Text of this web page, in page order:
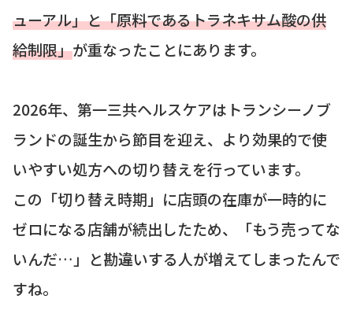
ューアル」と「原料であるトラネキサム酸の供
給制限」が重なったことにあります。
2026年、第一三共ヘルスケアはトランシーノブ
ランドの誕生から節目を迎え、より効果的で使
いやすい処方への切り替えを行っています。
この「切り替え時期」に店頭の在庫が一時的に
ゼロになる店舗が続出したため、「もう売ってな
いんだ…」と勘違いする人が増えてしまったんで
すね。